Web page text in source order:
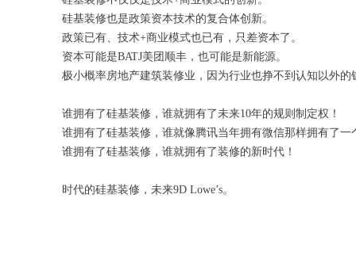
硅基装修也是政策资本技术的复合体创新。
政策已有、技术+商业模式也已有，只差资本了。
资本可能是BATJ美团顺丰 ，也可能是新能源。
极小概率房地产建筑装修业 ，因为行业也挣不到认知以外的
谁拥有了硅基装修，谁就拥有了未来10年的规则制定权！
谁拥有了硅基装修，谁就像腾讯当年拥有微信那样拥有了一
谁拥有了硅基装修，谁就拥有了装修的新时代！
时代的硅基装修，未来9D Lowe’s。